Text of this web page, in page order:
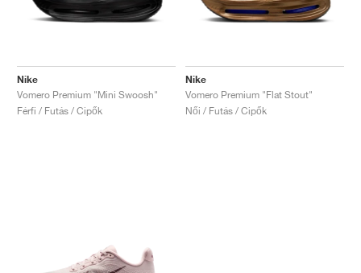
Nike
Vomero Premium "Mini Swoosh"
Férfi / Futás / Cipők
Nike
Vomero Premium "Flat Stout"
Női / Futás / Cipők